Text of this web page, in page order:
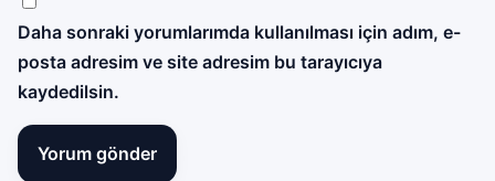
Daha sonraki yorumlarımda kullanılması için adım, e-
posta adresim ve site adresim bu tarayıcıya
kaydedilsin.